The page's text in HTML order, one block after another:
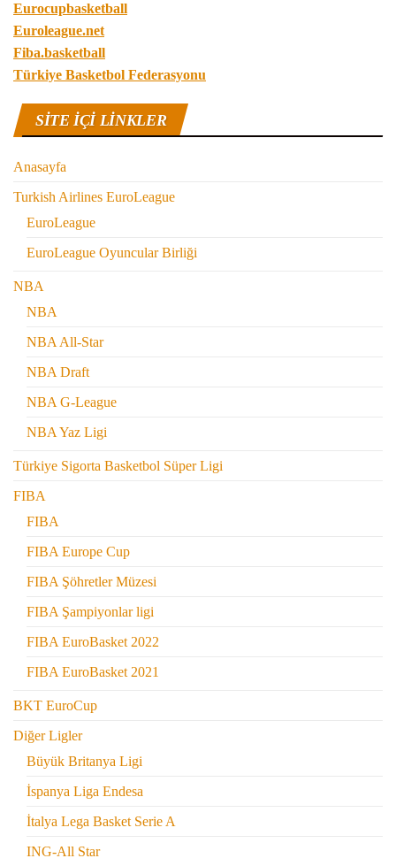
Eurocupbasketball
Euroleague.net
Fiba.basketball
Türkiye Basketbol Federasyonu
SITE IÇI LINKLER
Anasayfa
Turkish Airlines EuroLeague
EuroLeague
EuroLeague Oyuncular Birliği
NBA
NBA
NBA All-Star
NBA Draft
NBA G-League
NBA Yaz Ligi
Türkiye Sigorta Basketbol Süper Ligi
FIBA
FIBA
FIBA Europe Cup
FIBA Şöhretler Müzesi
FIBA Şampiyonlar ligi
FIBA EuroBasket 2022
FIBA EuroBasket 2021
BKT EuroCup
Diğer Ligler
Büyük Britanya Ligi
İspanya Liga Endesa
İtalya Lega Basket Serie A
ING-All Star